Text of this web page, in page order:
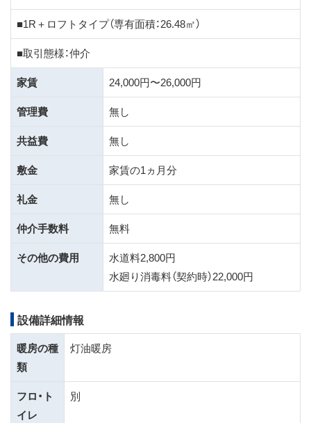
■1R＋ロフトタイプ（専有面積：26.48㎡）
■取引態様：仲介
家賃
24,000円〜26,000円
管理費
無し
共益費
無し
敷金
家賃の1ヵ月分
礼金
無し
仲介手数料
無料
その他の費用
水道料2,800円
水廻り消毒料（契約時）22,000円
設備詳細情報
暖房の種
類
灯油暖房
フロ・ト
イレ
別